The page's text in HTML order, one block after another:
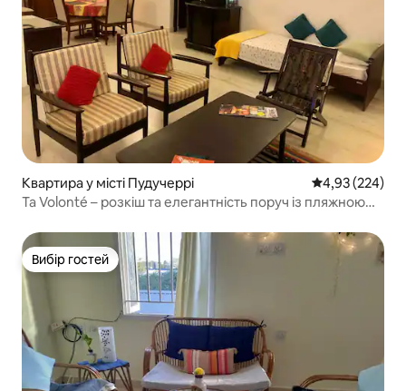
Квартира у місті Пудучеррі Середня
4,93 (224)
Ta Volonté – розкіш та елегантність поруч із пляжною
Вибір гостей
Вибір гостей